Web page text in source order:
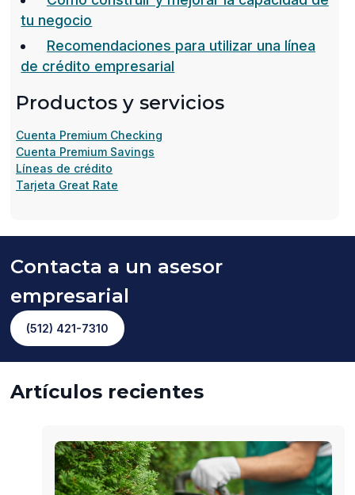
tu negocio
Recomendaciones para utilizar una línea
de crédito empresarial
a
Productos y servicios
Cuenta Premium Checking
Cuenta Premium Savings
Líneas de crédito
Tarjeta Great Rate
Contacta a un asesor
empresarial
(512) 421-7310 (opens
in
a
window)
Artículos recientes